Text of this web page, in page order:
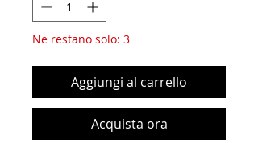
Ne restano solo: 3
Aggiungi al carrello
Acquista ora